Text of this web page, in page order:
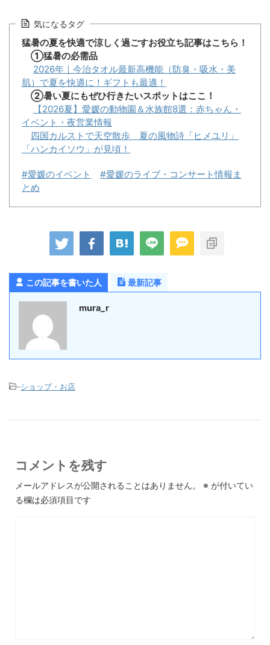
気になるタグ
猛暑の夏を快適で涼しく過ごすお役立ち記事はこちら！
①猛暑の必需品
2026年｜今治タオル最新高機能（防臭・吸水・美
肌）で夏を快適に！ギフトも最適！
②暑い夏にもぜひ行きたいスポットはここ！
【2026夏】愛媛の動物園＆水族館8選：赤ちゃん・
イベント・夜営業情報
四国カルストで天空散歩 夏の風物詩「ヒメユリ」
「ハンカイソウ」が見頃！
#愛媛のイベント
#愛媛のライブ・コンサート情報ま
とめ
この記事を書いた人 最新記事
mura_r
-ショップ・お店
コメントを残す
メールアドレスが公開されることはありません。 ※ が付いてい
る欄は必須項目です